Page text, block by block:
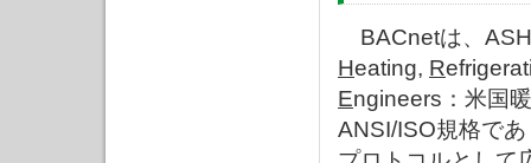
BACnetは、
Heating, R
Engineers：米国
ANSI/ISO規格で